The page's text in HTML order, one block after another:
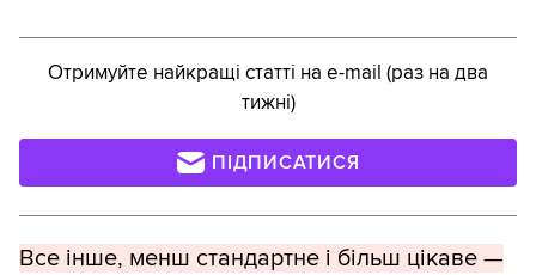
Отримуйте найкращі статті на e-mail (раз на два
тижні)
ПІДПИСАТИСЯ
Все інше, менш стандартне і більш цікаве —